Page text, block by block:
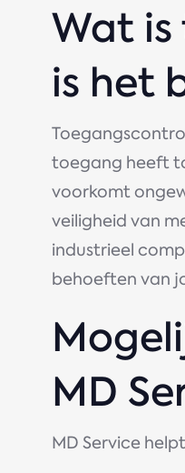
Wat
is het
toegang heeft
voorkomt
veiligheid van
industrieel
behoeften van
MD
MD Service